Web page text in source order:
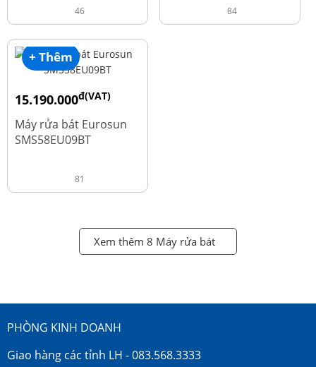
46 84
+ Thêm
15.190.000đ(VAT)
18.990.000
Máy rửa bát Eurosun
SMS58EU09BT
81
Xem thêm 8 Máy rửa bát
PHÒNG KINH DOANH
Giao hàng các tỉnh LH - 083.568.3333